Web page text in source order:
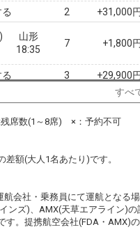
2 +31,000円
山形
18:35
7 +1,800円
3 +29,900円
山形
6 +2,900
山形
山形
18:35
4 +2,900
すべ
席数(1～8席) ×：予約不可
額(大人1名あたり)です。
航会社・乗務員にて運航となる場
ンズ)、AMX(天草エアライン)
す。提携航空会社(FDA・AMX)